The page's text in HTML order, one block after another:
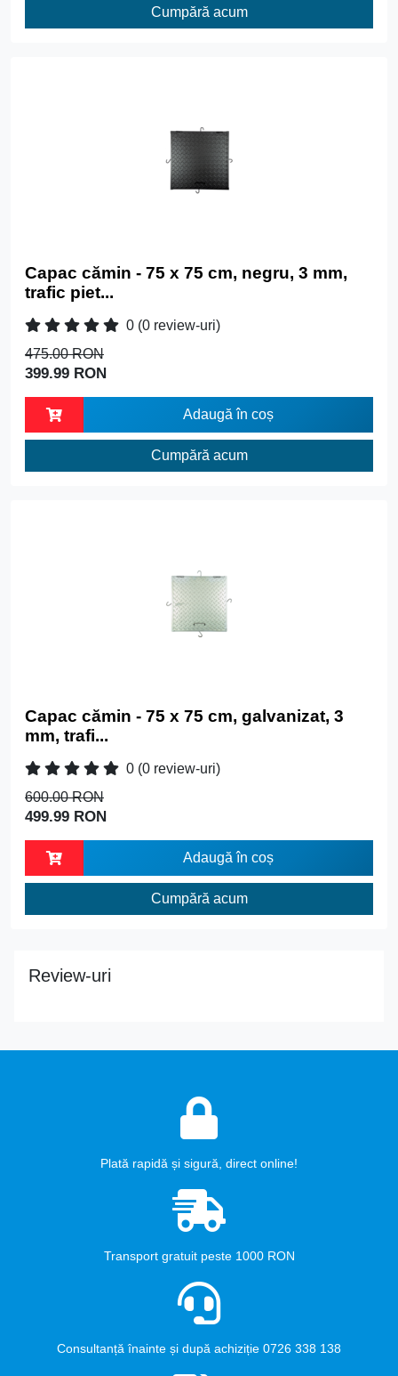
Cumpără acum
Capac cămin - 75 x 75 cm, negru, 3 mm,
trafic piet...
0 (0 review-uri)
475.00 RON
399.99 RON
Adaugă în coș
Cumpără acum
Capac cămin - 75 x 75 cm, galvanizat, 3
mm, trafi...
0 (0 review-uri)
600.00 RON
499.99 RON
Adaugă în coș
Cumpără acum
Review-uri
Plată rapidă și sigură, direct online!
Transport gratuit peste 1000 RON
Consultanță înainte și după achiziție 0726 338 138